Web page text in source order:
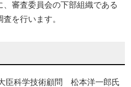
審査委員会の下部組織である
を行います。
臣科学技術顧問 松本洋一郎氏